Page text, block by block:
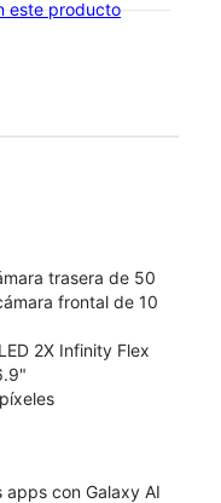
este producto
trasera de 50
frontal de 10
2X Infinity Flex
con Galaxy AI